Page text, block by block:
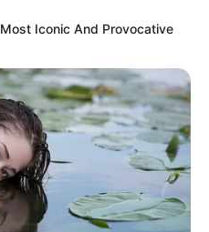
Iconic And Provocative